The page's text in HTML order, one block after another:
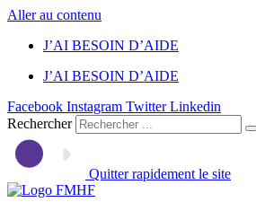
Aller au contenu
J’AI BESOIN D’AIDE
J’AI BESOIN D’AIDE
Facebook Instagram Twitter Linkedin
Rechercher
Quitter rapidement le site